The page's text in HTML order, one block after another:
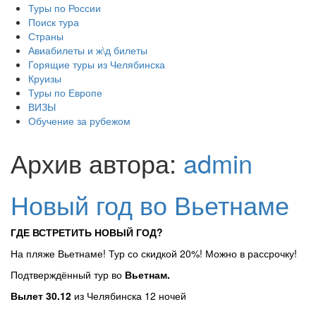
Туры по России
Поиск тура
Страны
Авиабилеты и ж\д билеты
Горящие туры из Челябинска
Круизы
Туры по Европе
ВИЗЫ
Обучение за рубежом
Архив автора: admin
Новый год во Вьетнаме
ГДЕ ВСТРЕТИТЬ НОВЫЙ ГОД?
На пляже Вьетнаме! Тур со скидкой 20%! Можно в рассрочку!
Подтверждённый тур во Вьетнам.
Вылет 30.12 из Челябинска 12 ночей